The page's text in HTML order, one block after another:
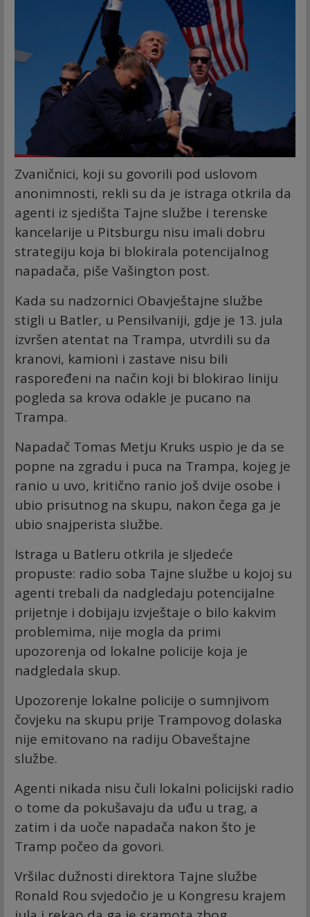
Zvaničnici, koji su govorili pod uslovom
anonimnosti, rekli su da je istraga otkrila da
agenti iz sjedišta Tajne službe i terenske
kancelarije u Pitsburgu nisu imali dobru
strategiju koja bi blokirala potencijalnog
napadača, piše Vašington post.
Kada su nadzornici Obavještajne službe
stigli u Batler, u Pensilvaniji, gdje je 13. jula
izvršen atentat na Trampa, utvrdili su da
kranovi, kamioni i zastave nisu bili
raspoređeni na način koji bi blokirao liniju
pogleda sa krova odakle je pucano na
Trampa.
Napadač Tomas Metju Kruks uspio je da se
popne na zgradu i puca na Trampa, kojeg je
ranio u uvo, kritično ranio još dvije osobe i
ubio prisutnog na skupu, nakon čega ga je
ubio snajperista službe.
Istraga u Batleru otkrila je sljedeće
propuste: radio soba Tajne službe u kojoj su
agenti trebali da nadgledaju potencijalne
prijetnje i dobijaju izvještaje o bilo kakvim
problemima, nije mogla da primi
upozorenja od lokalne policije koja je
nadgledala skup.
Upozorenje lokalne policije o sumnjivom
čovjeku na skupu prije Trampovog dolaska
nije emitovano na radiju Obaveštajne
službe.
Agenti nikada nisu čuli lokalni policijski radio
o tome da pokušavaju da uđu u trag, a
zatim i da uoče napadača nakon što je
Tramp počeo da govori.
Vršilac dužnosti direktora Tajne službe
Ronald Rou svjedočio je u Kongresu krajem